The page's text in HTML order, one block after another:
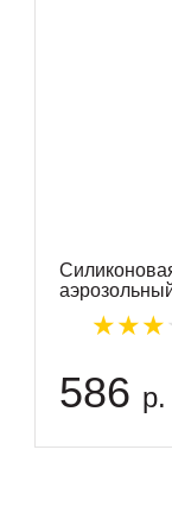
586 р.